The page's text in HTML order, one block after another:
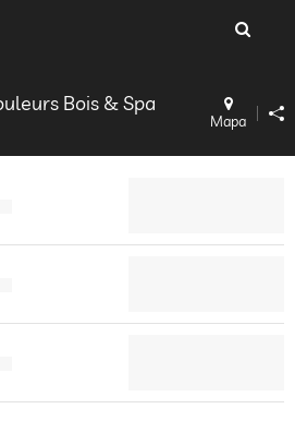
Bois & Spa
Mapa